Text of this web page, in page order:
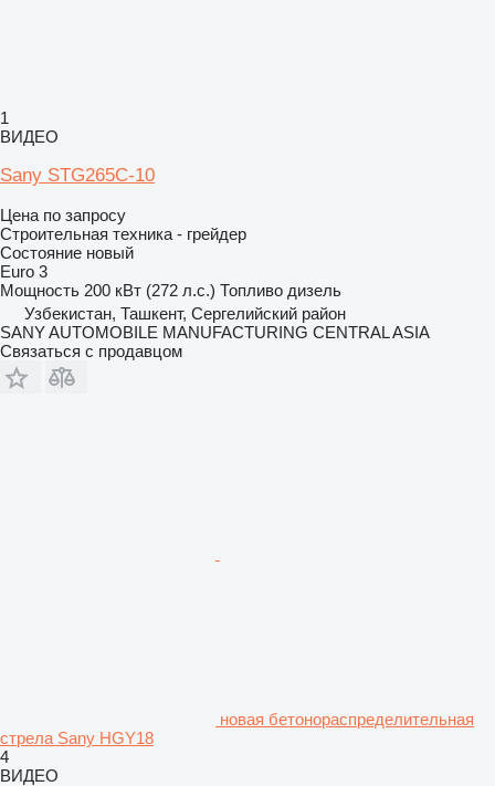
1
ВИДЕО
Sany STG265C-10
Цена по запросу
Строительная техника - грейдер
Состояние новый
Euro 3
Мощность 200 кВт (272 л.с.) Топливо дизель
Узбекистан, Ташкент, Сергелийский район
SANY AUTOMOBILE MANUFACTURING CENTRAL ASIA
Связаться с продавцом
новая бетонораспределительная
стрела Sany HGY18
4
ВИДЕО